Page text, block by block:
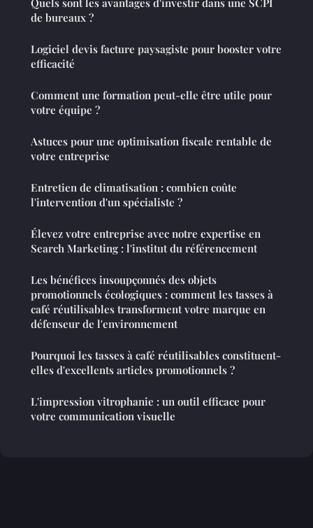
de bureaux ?
Logiciel devis facture paysagiste pour booster votre
efficacité
Comment une formation peut-elle être utile pour
votre équipe ?
Astuces pour une optimisation fiscale rentable de
votre entreprise
Entretien de climatisation : combien coûte
l'intervention d'un spécialiste ?
Élevez votre entreprise avec notre expertise en
Search Marketing : l'institut du référencement
Les bénéfices insoupçonnés des objets
promotionnels écologiques : comment les tasses à
café réutilisables transforment votre marque en
défenseur de l'environnement
Pourquoi les tasses à café réutilisables constituent-
elles d'excellents articles promotionnels ?
L'impression vitrophanie : un outil efficace pour
votre communication visuelle